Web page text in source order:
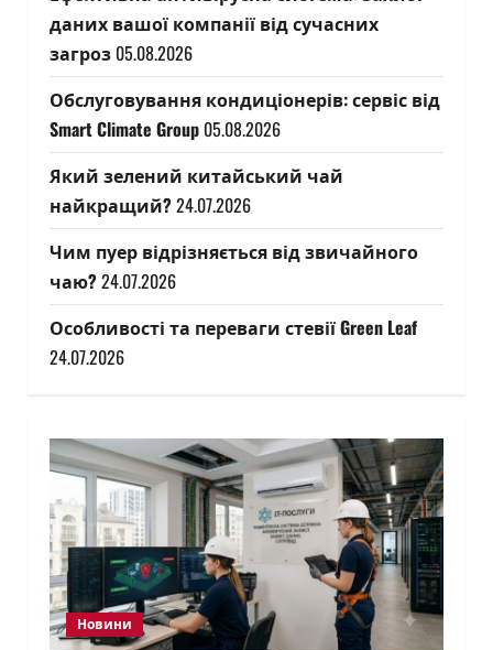
даних вашої компанії від сучасних
загроз 05.08.2026
Обслуговування кондиціонерів: сервіс від
Smart Climate Group 05.08.2026
Який зелений китайський чай
найкращий?24.07.2026
Чим пуер відрізняється від звичайного
чаю?24.07.2026
Особливості та переваги стевії Green Leaf
24.07.2026
Новини